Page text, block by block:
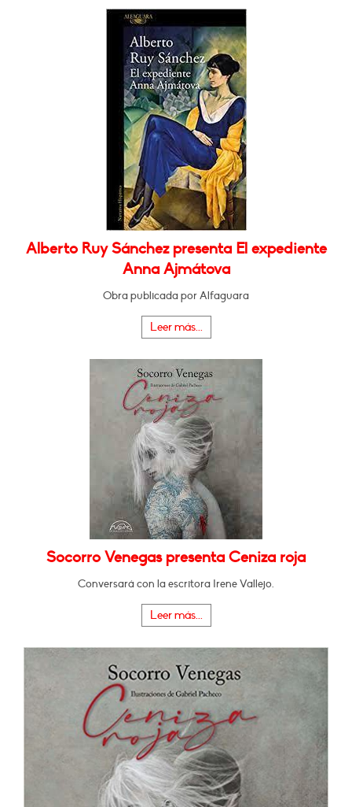
Alberto Ruy Sánchez presenta El expediente
Anna Ajmátova
Obra publicada por Alfaguara
Leer más...
Socorro Venegas presenta Ceniza roja
Conversará con la escritora Irene Vallejo.
Leer más...